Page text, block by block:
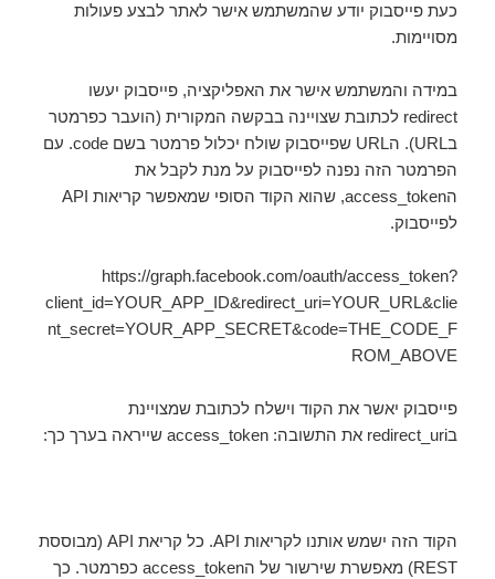
כעת פייסבוק יודע שהמשתמש אישר לאתר לבצע פעולות
מסויימות.
במידה והמשתמש אישר את האפליקציה, פייסבוק יעשו
redirect לכתובת שצויינה בבקשה המקורית (הועבר כפרמטר
בURL). הURL שפייסבוק שולח יכלול פרמטר בשם code. עם
הפרמטר הזה נפנה לפייסבוק על מנת לקבל את
הaccess_token, שהוא הקוד הסופי שמאפשר קריאות API
לפייסבוק.
https://graph.facebook.com/oauth/access_token?
client_id=YOUR_APP_ID&redirect_uri=YOUR_URL&clie
nt_secret=YOUR_APP_SECRET&code=THE_CODE_F
ROM_ABOVE
פייסבוק יאשר את הקוד וישלח לכתובת שמצויינת
בredirect_uri את התשובה: access_token שייראה בערך כך:
הקוד הזה ישמש אותנו לקריאות API. כל קריאת API (מבוססת
REST) מאפשרת שירשור של הaccess_token כפרמטר. כך